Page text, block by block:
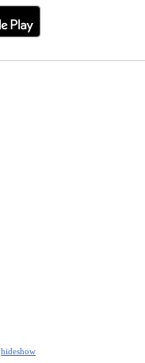
hideshow